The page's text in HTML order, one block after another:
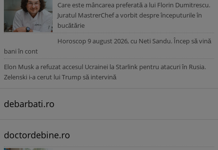
Care este mâncarea preferată a lui Florin Dumitrescu.
Juratul MastrerChef a vorbit despre începuturile în
bucătărie
Horoscop 9 august 2026, cu Neti Sandu. Încep să vină
bani în cont
Elon Musk a refuzat accesul Ucrainei la Starlink pentru atacuri în Rusia.
Zelenski i-a cerut lui Trump să intervină
debarbati.ro
doctordebine.ro